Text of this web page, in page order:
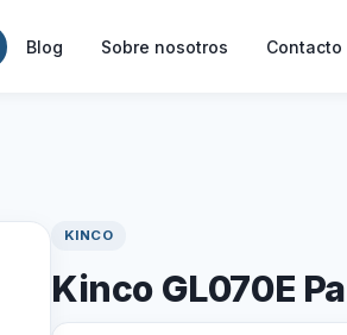
Blog Sobre nosotros Contacto
KINCO
Kinco GL070E